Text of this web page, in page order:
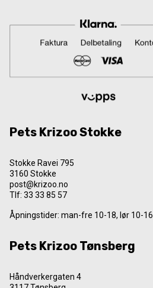
Pets Krizoo Stokke
Stokke Ravei 795
3160 Stokke
post@krizoo.no
Tlf: 33 33 85 57
Åpningstider: man-fre 10-18, lør 10-16
Pets Krizoo Tønsberg
Håndverkergaten 4